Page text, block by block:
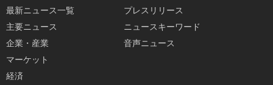
最新ニュース一覧
主要ニュース
企業・産業
マーケット
経済
プレスリリース
ニュースキーワード
音声ニュース